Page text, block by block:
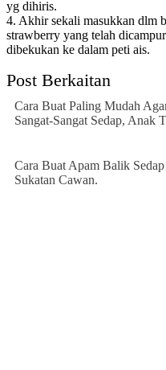
yg dihiris.
4. Akhir sekali masukkan dlm
strawberry yang telah
dibekukan ke dalam peti ais.
Post Berkaitan
Cara Buat Paling Mudah
Sangat-Sangat Sedap, Anak
Cara Buat Apam Balik
Sukatan Cawan.